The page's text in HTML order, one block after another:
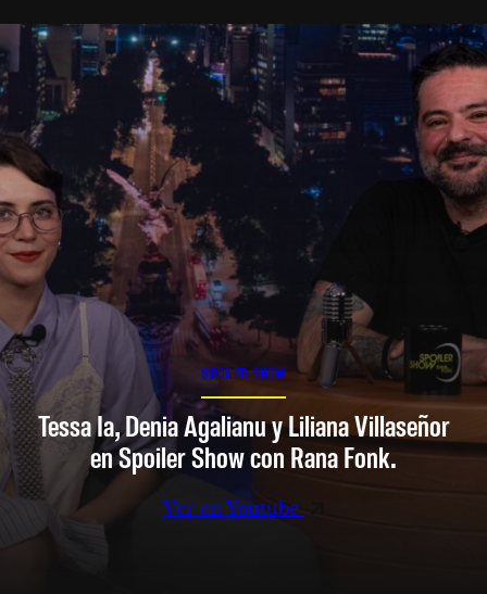
SPOILER SHOW
Tessa Ia, Denia Agalianu y Liliana Villaseñor
en Spoiler Show con Rana Fonk.
Ver en Youtube